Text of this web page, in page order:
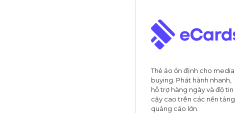
Thẻ ảo ổn định cho media
buying. Phát hành nhanh,
hỗ trợ hàng ngày và độ tin
cậy cao trên các nền tảng
quảng cáo lớn.